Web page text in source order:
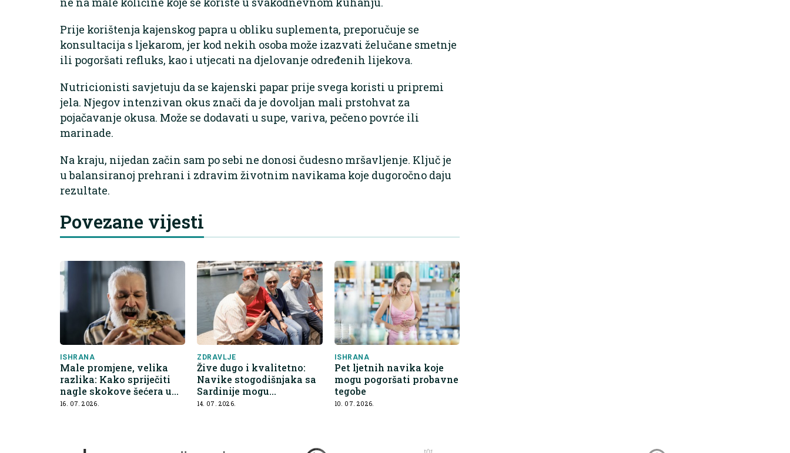
Prije korištenja kajenskog papra u obliku suplementa, preporučuje se
konsultacija s ljekarom, jer kod nekih osoba može izazvati želučane smetnje
ili pogoršati refluks, kao i utjecati na djelovanje određenih lijekova.
Nutricionisti savjetuju da se kajenski papar prije svega koristi u pripremi
jela. Njegov intenzivan okus znači da je dovoljan mali prstohvat za
pojačavanje okusa. Može se dodavati u supe, variva, pečeno povrće ili
marinade.
Na kraju, nijedan začin sam po sebi ne donosi čudesno mršavljenje. Ključ je
u balansiranoj prehrani i zdravim životnim navikama koje dugoročno daju
rezultate.
Povezane vijesti
ISHRANA
Male promjene, velika
razlika: Kako spriječiti
nagle skokove šećera u
krvi
16. 07. 2026.
ZDRAVLJE
Žive dugo i kvalitetno:
Navike stogodišnjaka sa
Sardinije mogu
promijeniti pogled na
14. 07. 2026.
ISHRANA
Pet ljetnih navika koje
mogu pogoršati probavne
tegobe
10. 07. 2026.